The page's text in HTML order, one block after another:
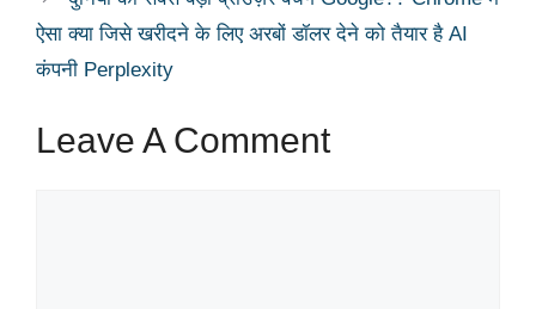
ऐसा क्या जिसे खरीदने के लिए अरबों डॉलर देने को तैयार है AI
कंपनी Perplexity
Leave A Comment